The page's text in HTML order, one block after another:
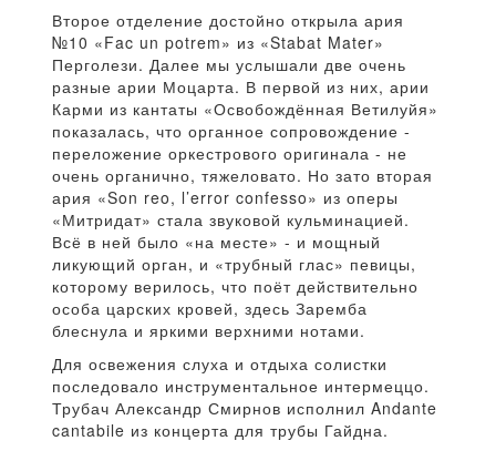
Второе отделение достойно открыла ария
№10 «Fac un potrem» из «Stabat Mater»
Перголези. Далее мы услышали две очень
разные арии Моцарта. В первой из них, арии
Карми из кантаты «Освобождённая Ветилуйя»
показалась, что органное сопровождение -
переложение оркестрового оригинала - не
очень органично, тяжеловато. Но зато вторая
ария «Son reo, l’error confesso» из оперы
«Митридат» стала звуковой кульминацией.
Всё в ней было «на месте» - и мощный
ликующий орган, и «трубный глас» певицы,
которому верилось, что поёт действительно
особа царских кровей, здесь Заремба
блеснула и яркими верхними нотами.
Для освежения слуха и отдыха солистки
последовало инструментальное интермеццо.
Трубач Александр Смирнов исполнил Andante
cantabile из концерта для трубы Гайдна.